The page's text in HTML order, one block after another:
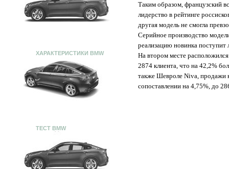
ХАРАКТЕРИСТИКИ BMW
ТЕСТ BMW
Таким образом, французский
лидерство в рейтинге
другая модель не смогла
Серийное производство
реализацию новинка поступит
На втором месте
2874 клиента, что на 42,2%
также Шевроле Niva, продажи
сопоставлении на 4,75%, до